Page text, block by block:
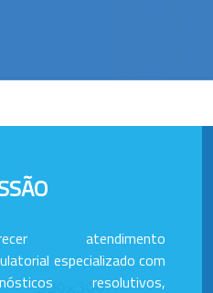
atendimento
especializado com
resolutivos,